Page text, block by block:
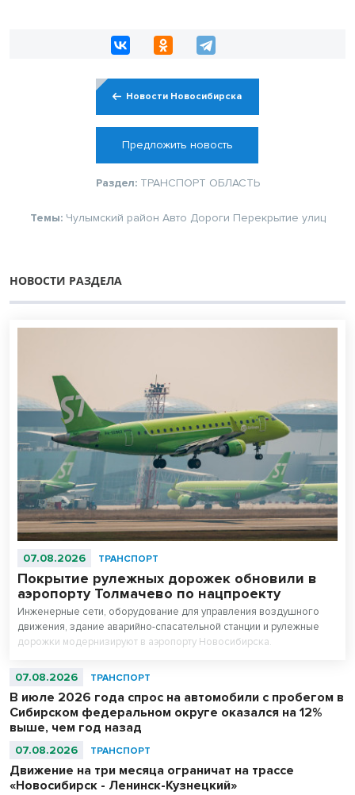
Новости Новосибирска
Предложить новость
Раздел: ТРАНСПОРТ ОБЛАСТЬ
Темы: Чулымский район Авто Дороги Перекрытие улиц
НОВОСТИ РАЗДЕЛА
07.08.2026 ТРАНСПОРТ
Покрытие рулежных дорожек обновили в
аэропорту Толмачево по нацпроекту
Инженерные сети, оборудование для управления воздушного
движения, здание аварийно-спасательной станции и рулежные
дорожки модернизируют в аэропорту Новосибирска.
года в рамках нацпроекта «Эффективная транспортная система».
07.08.2026 ТРАНСПОРТ
В июле 2026 года спрос на автомобили с пробегом в
Сибирском федеральном округе оказался на 12%
выше, чем год назад
07.08.2026 ТРАНСПОРТ
Движение на три месяца ограничат на трассе
«Новосибирск - Ленинск-Кузнецкий»